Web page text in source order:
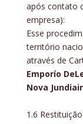
após contato
empresa):
Esse
território
através de
Emporío
Nova
1.6